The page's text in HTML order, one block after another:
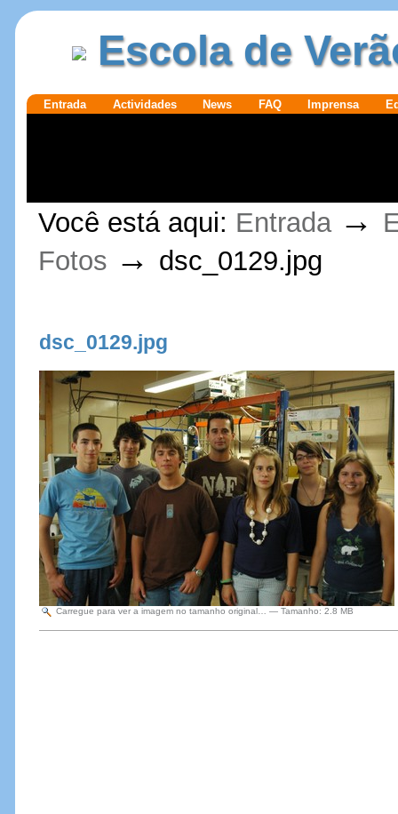
Ir para o
Escola de
SecçõesEntrada Actividades News FAQ Imprensa
Pessoais
Você está aqui: Entrada →
Fotos → dsc_0129.jpg
dsc_0129.jpg
Carregue para ver a imagem no tamanho original… — Tamanho: 2.8 MB